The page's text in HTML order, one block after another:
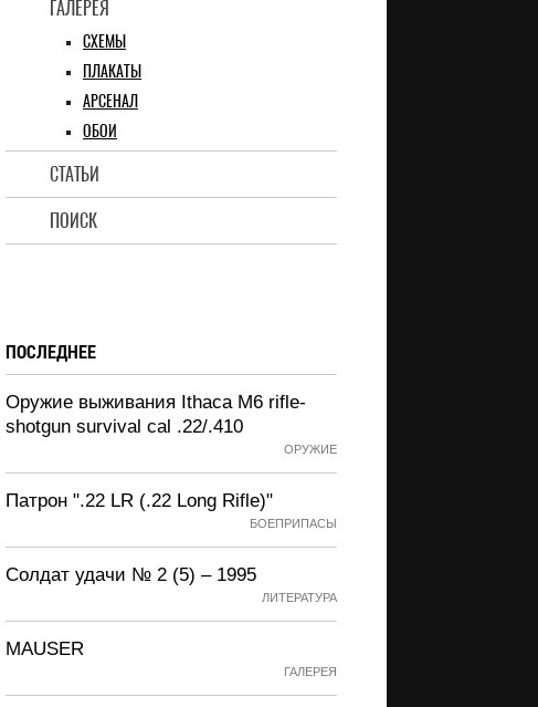
ГАЛЕРЕЯ
СХЕМЫ
ПЛАКАТЫ
АРСЕНАЛ
ОБОИ
СТАТЬИ
ПОИСК
ПОСЛЕДНЕЕ
Оружие выживания Ithaca M6 rifle-
shotgun survival cal .22/.410
ОРУЖИЕ
Патрон ".22 LR (.22 Long Rifle)"
БОЕПРИПАСЫ
Солдат удачи № 2 (5) – 1995
ЛИТЕРАТУРА
MAUSER
ГАЛЕРЕЯ